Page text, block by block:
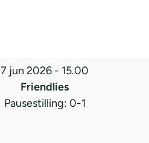
7 jun 2026 - 15.00
Friendlies
Pausestilling: 0-1